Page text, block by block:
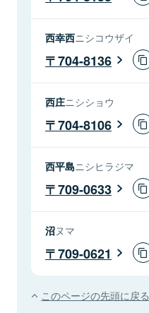
西幸西ニシコウザイ
704-8136
西庄ニシショウ
704-8106
西平島ニシヒラジマ
709-0633
沼ヌマ
709-0621
このページの先頭に戻る